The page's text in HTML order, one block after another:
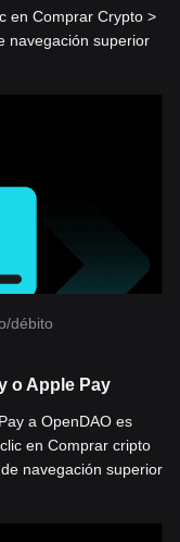
en Comprar Crypto >
navegación superior
débito
o Apple Pay
a OpenDAO es
en Comprar cripto
navegación superior